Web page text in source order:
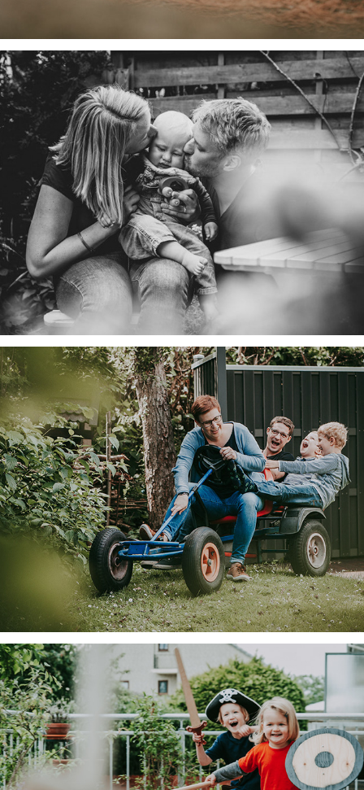
Familie M.
Familie L.
Mareike & Co.